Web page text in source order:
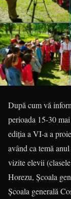
După cum vă
perioada 15-30
ediția a VI-a a
având ca temă
vizite elevii
Horezu, Școala
Școala generală